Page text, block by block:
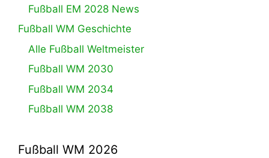
Fußball EM 2028 News
Fußball WM Geschichte
Alle Fußball Weltmeister
Fußball WM 2030
Fußball WM 2034
Fußball WM 2038
Fußball WM 2026